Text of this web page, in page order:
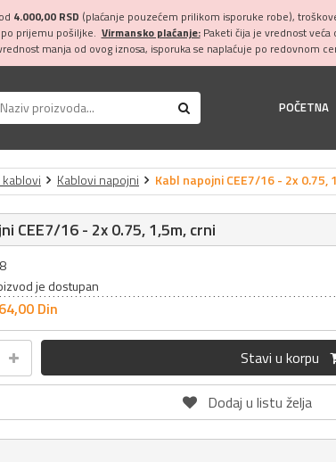
4.000,00 RSD (plaćanje pouzećem prilikom isporuke robe),
prijemu pošiljke. Virmansko plaćanje:Paketi čija je vrednost veća
manja od ovog iznosa, isporuka se naplaćuje po redovnom
POČETNA
Kablovi napojni Kabl napojni CEE7/16 - 2x 0.75,
CEE7/16 - 2x 0.75, 1,5m, crni
je dostupan
00 Din
Stavi u korpu
Dodaj u listu želja